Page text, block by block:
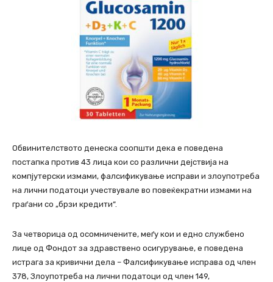
Обвинителството денеска соопшти дека е поведена
постапка против 43 лица кои со различни дејствија на
компјутерски измами, фалсификување исправи и злоупотреба
на лични податоци учествувале во повеќекратни измами на
граѓани со „брзи кредити“.
За четворица од осомничените, меѓу кои и едно службено
лице од Фондот за здравствено осигурување, е поведена
истрага за кривични дела – Фалсификување исправа од член
378, Злоупотреба на лични податоци од член 149,